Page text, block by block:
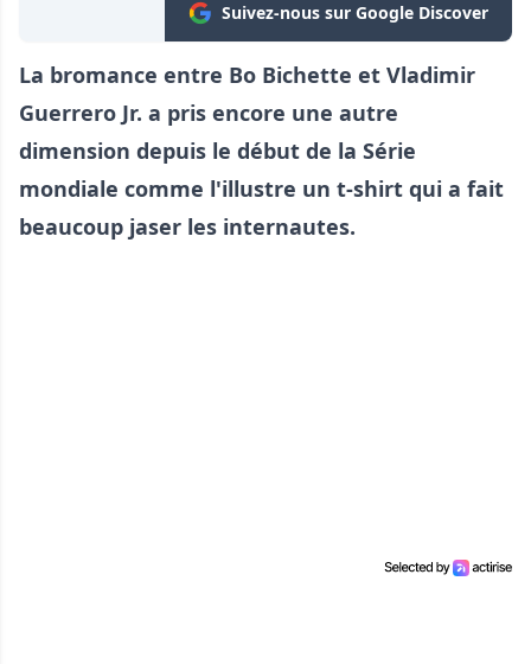
Suivez-nous sur Google Discover
La bromance entre Bo Bichette et Vladimir
Guerrero Jr. a pris encore une autre
dimension depuis le début de la Série
mondiale comme l'illustre un t-shirt qui a fait
beaucoup jaser les internautes.